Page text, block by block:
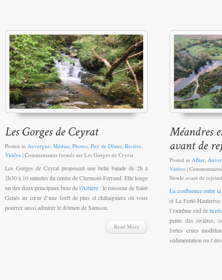
Posted in Auvergne Médias Photos Puy de Dôme Rivière
Vidéos | Commentaires fermés sur Les Gorges de Ceyrat
Les Gorges de Ceyrat proposent une belle balade de 2h à
2h30 à 10 minutes du centre de Clermont-Ferrand. Elle longe
un des deux principaux bras del’Artière : le ruisseau de Saint
Genés au cœur d’une forêt de pins et châtaigniers où vous
pourrez aussi admirer le dolmen de Samson.
Read More
Posted in Allier,
Vidéos |
Sioule avant de
La confluence entre
et La Ferté-
l’extrême sud dela
pente des rivières,
fortes crues
sédimentation ou